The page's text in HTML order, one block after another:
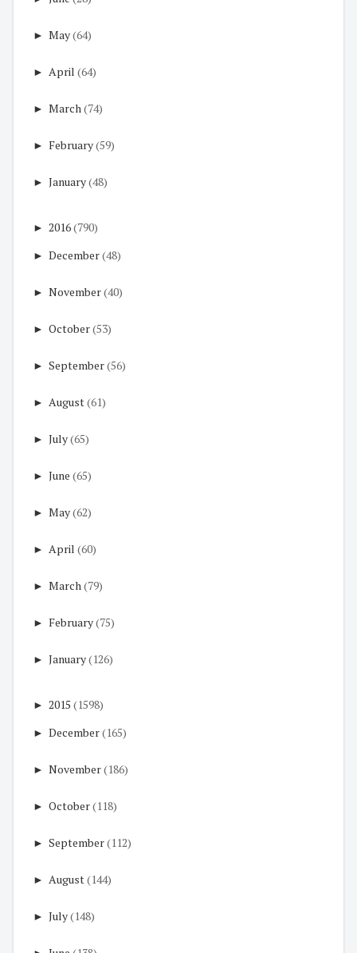
► May(64)
► April (64)
► March(74)
► February(59)
► January(48)
► 2016(790)
► December(48)
► November(40)
► October(53)
► September(56)
► August(61)
► July(65)
► June (65)
► May(62)
► April (60)
► March(79)
► February(75)
► January(126)
► 2015 (1598)
► December(165)
► November(186)
► October(118)
► September(112)
► August(144)
► July(148)